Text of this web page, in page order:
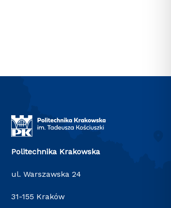
Politechnika Krakowska
ul. Warszawska 24
31-155 Kraków